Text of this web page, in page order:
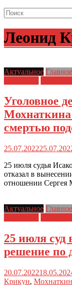
Леонид
Актуальное Главное
Уголовное
Мохнаткина
смертью
25.07.2022
25 июля судья
отказал в
отношении Сергея
Актуальное Главное
25 июля суд
решение по
20.07.2022
Крикун, Мохнаткин